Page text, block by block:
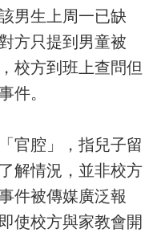
男生上周一已缺
方只提到男童被
校方到班上查問但
件。
官腔」，指兒子留
解情況，並非校方
件被傳媒廣泛報
使校方與家教會開